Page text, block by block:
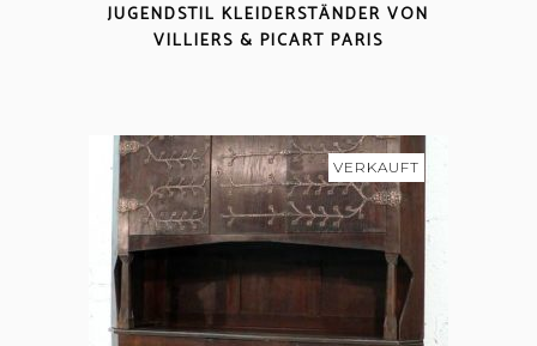
JUGENDSTIL KLEIDERSTÄNDER VON
VILLIERS & PICART PARIS
VERKAUFT